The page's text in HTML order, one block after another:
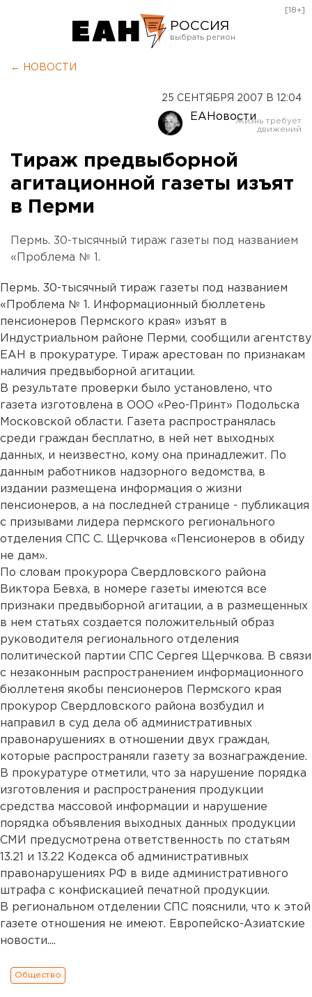
РОССИЯ
Оренбург
[18+]
← НОВОСТИ
25 СЕНТЯБРЯ 2007 В 12:04
ЕАНовости
Тираж предвыборной
агитационной газеты изъят
в Перми
Пермь. 30-тысячный тираж газеты под названием
«Проблема № 1.
Пермь. 30-тысячный тираж газеты под названием
«Проблема № 1. Информационный бюллетень
пенсионеров Пермского края» изъят в
Индустриальном районе Перми, сообщили агентству
ЕАН в прокуратуре. Тираж арестован по признакам
наличия предвыборной агитации.
В результате проверки было установлено, что
газета изготовлена в ООО «Рео-Принт» Подольска
Московской области. Газета распространялась
среди граждан бесплатно, в ней нет выходных
данных, и неизвестно, кому она принадлежит. По
данным работников надзорного ведомства, в
издании размещена информация о жизни
пенсионеров, а на последней странице - публикация
с призывами лидера пермского регионального
отделения СПС С. Щерчкова «Пенсионеров в обиду
не дам».
По словам прокурора Свердловского района
Виктора Бевха, в номере газеты имеются все
признаки предвыборной агитации, а в размещенных
в нем статьях создается положительный образ
руководителя регионального отделения
политической партии СПС Сергея Щерчкова. В связи
с незаконным распространением информационного
бюллетеня якобы пенсионеров Пермского края
прокурор Свердловского района возбудил и
направил в суд дела об административных
правонарушениях в отношении двух граждан,
которые распространяли газету за вознаграждение.
В прокуратуре отметили, что за нарушение порядка
изготовления и распространения продукции
средства массовой информации и нарушение
порядка объявления выходных данных продукции
СМИ предусмотрена ответственность по статьям
13.21 и 13.22 Кодекса об административных
правонарушениях РФ в виде административного
штрафа с конфискацией печатной продукции.
В региональном отделении СПС пояснили, что к этой
газете отношения не имеют. Европейско-Азиатские
новости....
Общество